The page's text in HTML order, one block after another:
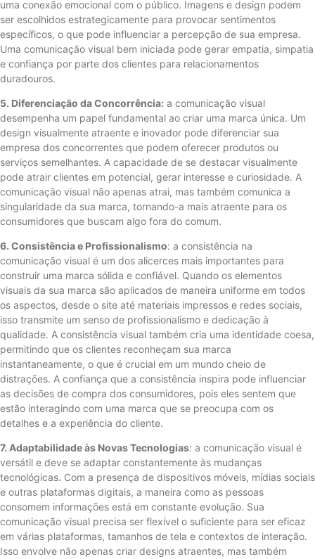
uma conexão emocional com o público. Imagens e design podem
ser escolhidos estrategicamente para provocar sentimentos
específicos, o que pode influenciar a percepção de sua empresa.
Uma comunicação visual bem iniciada pode gerar empatia, simpatia
e confiança por parte dos clientes para relacionamentos
duradouros.
5. Diferenciação da Concorrência: a comunicação visual
desempenha um papel fundamental ao criar uma marca única. Um
design visualmente atraente e inovador pode diferenciar sua
empresa dos concorrentes que podem oferecer produtos ou
serviços semelhantes. A capacidade de se destacar visualmente
pode atrair clientes em potencial, gerar interesse e curiosidade. A
comunicação visual não apenas atrai, mas também comunica a
singularidade da sua marca, tornando-a mais atraente para os
consumidores que buscam algo fora do comum.
6. Consistência e Profissionalismo: a consistência na
comunicação visual é um dos alicerces mais importantes para
construir uma marca sólida e confiável. Quando os elementos
visuais da sua marca são aplicados de maneira uniforme em todos
os aspectos, desde o site até materiais impressos e redes sociais,
isso transmite um senso de profissionalismo e dedicação à
qualidade. A consistência visual também cria uma identidade coesa,
permitindo que os clientes reconheçam sua marca
instantaneamente, o que é crucial em um mundo cheio de
distrações. A confiança que a consistência inspira pode influenciar
as decisões de compra dos consumidores, pois eles sentem que
estão interagindo com uma marca que se preocupa com os
detalhes e a experiência do cliente.
7. Adaptabilidade às Novas Tecnologias: a comunicação visual é
versátil e deve se adaptar constantemente às mudanças
tecnológicas. Com a presença de dispositivos móveis, mídias sociais
e outras plataformas digitais, a maneira como as pessoas
consomem informações está em constante evolução. Sua
comunicação visual precisa ser flexível o suficiente para ser eficaz
em várias plataformas, tamanhos de tela e contextos de interação.
Isso envolve não apenas criar designs atraentes, mas também